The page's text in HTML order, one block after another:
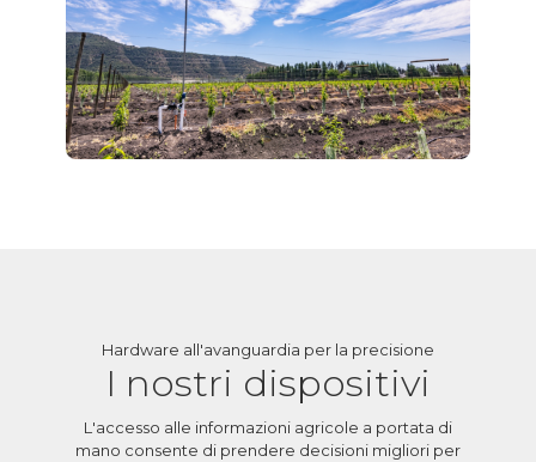
Hardware all'avanguardia per la precisione
I nostri dispositivi
L'accesso alle informazioni agricole a portata di
mano consente di prendere decisioni migliori per